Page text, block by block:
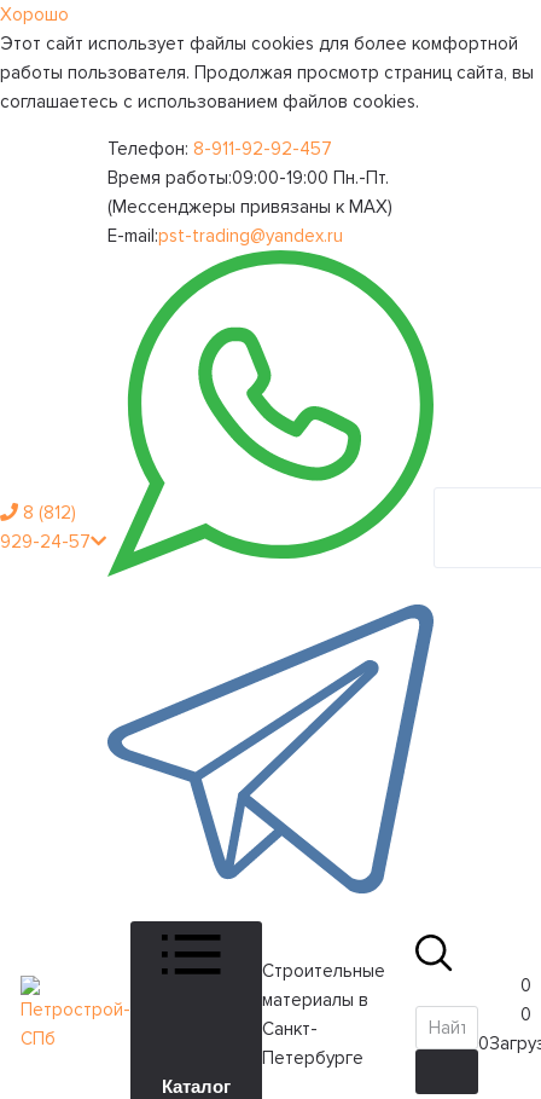
Хорошо
Этот сайт использует файлы cookies для более комфортной
работы пользователя. Продолжая просмотр страниц сайта, вы
соглашаетесь с использованием файлов cookies.
8 (812)
929-24-57
Телефон: 8-911-92-92-457
Время работы:09:00-19:00 Пн.-Пт.
(Мессенджеры привязаны к МАХ)
E-mail:pst-trading@yandex.ru
Каталог
Строительные
материалы в
Санкт-
Петербурге
0
0
0